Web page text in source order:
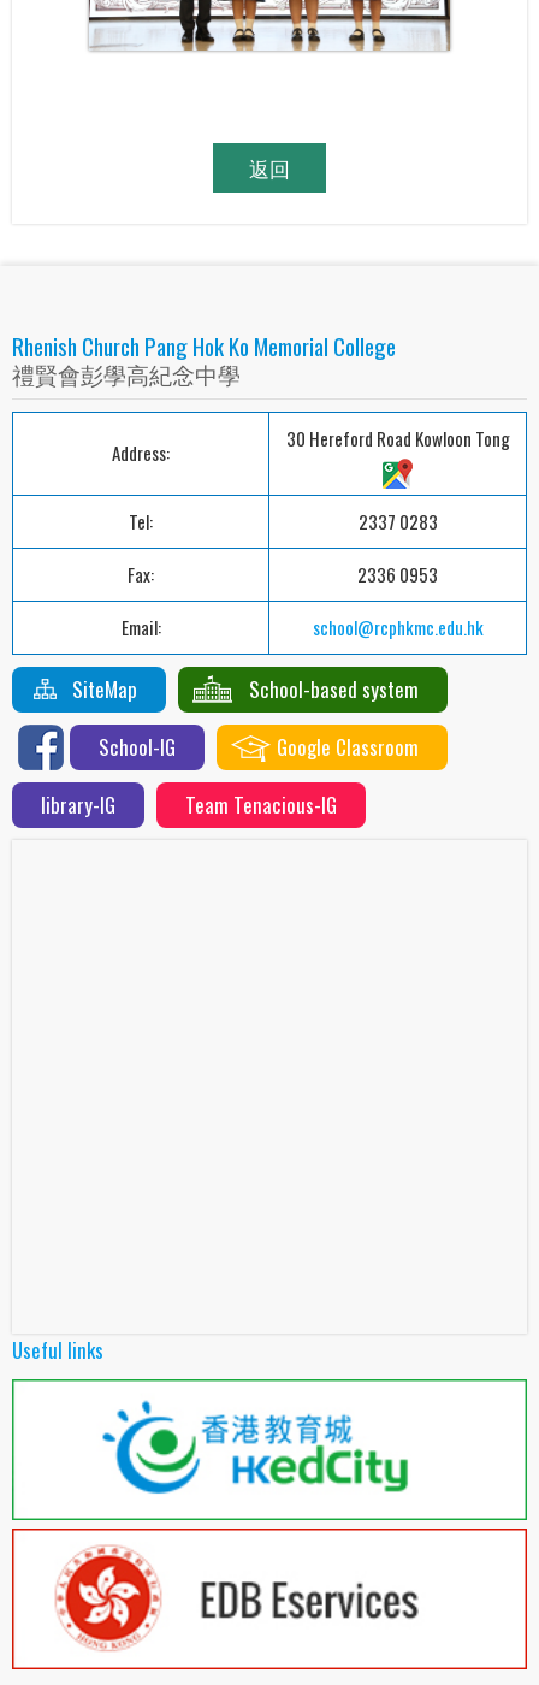
返回
Rhenish Church Pang Hok Ko Memorial College
禮賢會彭學高紀念中學
Address:
30 Hereford Road Kowloon Tong
Tel:
2337 0283
Fax:
2336 0953
Email:
school@rcphkmc.edu.hk
SiteMap
School-based system
School-IG
Google Classroom
library-IG
Team Tenacious-IG
Useful links